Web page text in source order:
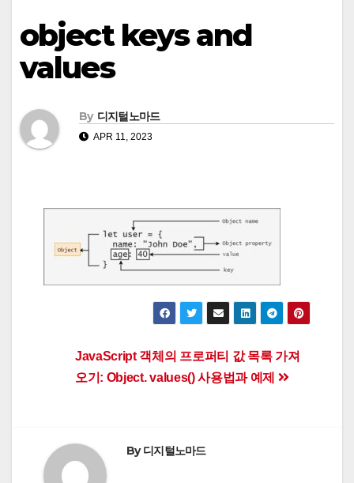
object keys and
values
By 디지털노마드
APR 11, 2023
Post
navigation
JavaScript 객체의 프로퍼티 값 목록 가져
오기: Object. values() 사용법과 예제
By디지털노마드